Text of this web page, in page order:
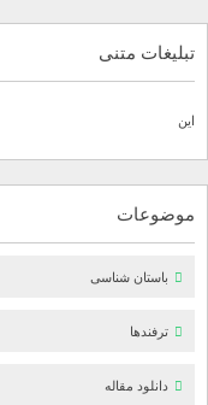
تبلیغات متنی
این
موضوعات
باستان شناسی
ترفندها
دانلود مقاله